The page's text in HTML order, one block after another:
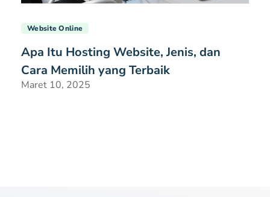
Website Online
Apa Itu Hosting Website, Jenis, dan
Cara Memilih yang Terbaik
Maret 10, 2025